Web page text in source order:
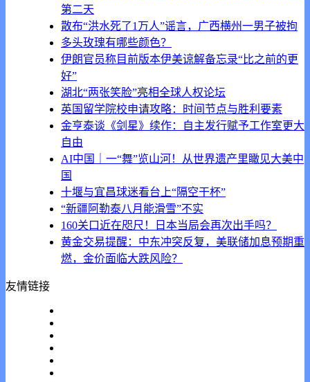
第二天
散布“洪水死了1万人”谣言，广西横州一男子被拘
多头玫瑰有哪些颜色？
伊朗官员称目前版本伊美谅解备忘录“比之前的更
好”
湖北“两张笑脸”亮相全球人权论坛
英国留学院校申请攻略：时间节点与胜利要素
金亨泰谈《剑星》续作：自主发行赋予工作室更大
自由
AI中国｜一“舞”览山河！从世界遗产里瞰见大美中
国
十堰与宜昌球迷看台上“隔空干杯”
“新疆阿勒泰八月能滑雪”不实
160关口近在咫尺！日本当局会再次出手吗？
黄金交易提醒：中东冲突反复，美联储加息预期重
燃，金价面临大跌风险？
友情链接